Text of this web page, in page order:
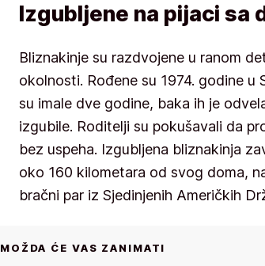
Izgubljene na pijaci sa
Bliznakinje su razdvojene u ranom
okolnosti. Rođene su 1974. godine u
su imale dve godine, baka ih je
izgubile. Roditelji su pokušavali da
bez uspeha. Izgubljena bliznakinja
oko 160 kilometara od svog doma,
bračni par iz Sjedinjenih Američkih
MOŽDA ĆE VAS ZANIMATI